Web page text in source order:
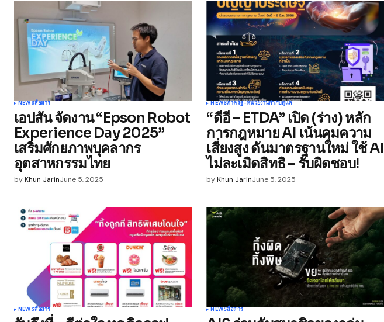
Your Name* Your E-mail*
Save my name, email, and website in
this browser for the next time I
comment.
NEWSสื่อสาร
เอปสัน จัดงาน “Epson Robot
Experience Day 2025”
เสริมศักยภาพบุคลากร
อุตสาหกรรมไทย
byKhun JarinJune 5, 2025
NEWSภาครัฐ-หน่วยงานกำกับดูแล
“ดีอี – ETDA” เปิด (ร่าง) หลัก
การกฎหมาย AI เน้นคุมความ
เสี่ยงสูง ดันมาตรฐานใหม่ ใช้ AI
ไม่ละเมิดสิทธิ – รับผิดชอบ!
by Khun JarinJune 5, 2025
NEWSสื่อสาร NEWSสื่อสาร